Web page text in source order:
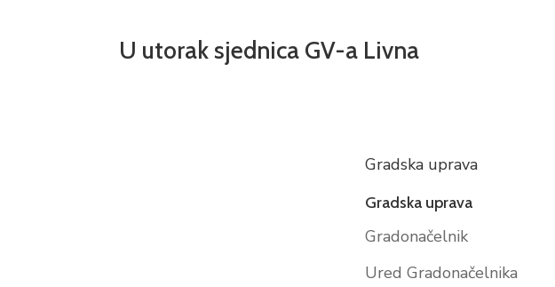
U utorak sjednica GV-a Livna
Gradska uprava
Gradska uprava
Gradonačelnik
Ured Gradonačelnika